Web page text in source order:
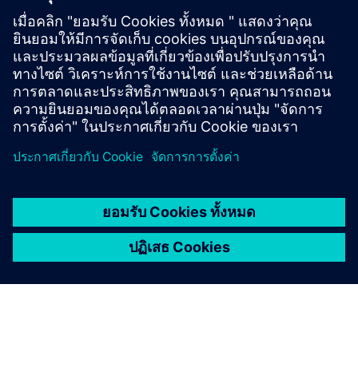
หัววัดเตาเข้า Adage รองรับฝุ่น 1400 °C, 2000 g/m³ และด่าง
การหดตัว Power-CYL, ทำความสะอาดด้วยอากาศ, ฟิลเตอร์
หลายตัว, การวินิจฉัย AI ช่วยให้มั่นใจได้ว่า O₂ ที่ปลอดภัยและ
แม่นยำ ลดเวลาหยุดทำงานมากกว่า 150 ยูนิตทั่วโลก
เรียนรู้เพิ่มเติม